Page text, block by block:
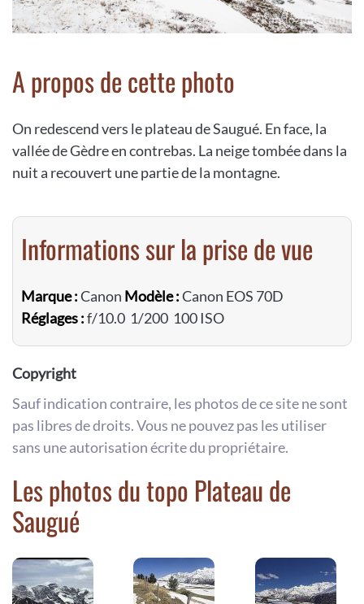
A propos de cette photo
On redescend vers le plateau de Saugué. En face, la
vallée de Gèdre en contrebas. La neige tombée dans la
nuit a recouvert une partie de la montagne.
Informations sur la prise de vue
Marque :Canon Modèle :Canon EOS 70D
Réglages :f/10.0 1/200 100 ISO
Copyright
Sauf indication contraire, les photos de ce site ne sont
pas libres de droits. Vous ne pouvez pas les utiliser
sans une autorisation écrite du propriétaire.
Les photos du topo Plateau de
Saugué